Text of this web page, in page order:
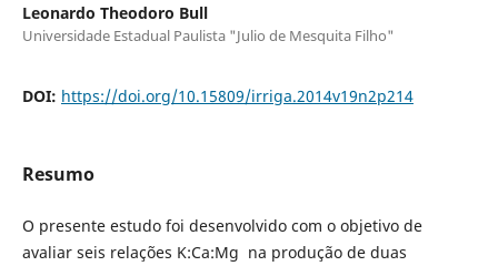
Leonardo Theodoro Bull
Universidade Estadual Paulista "Julio de Mesquita Filho"
DOI: https://doi.org/10.15809/irriga.2014v19n2p214
Resumo
O presente estudo foi desenvolvido com o objetivo de
avaliar seis relações K:Ca:Mg na produção de duas